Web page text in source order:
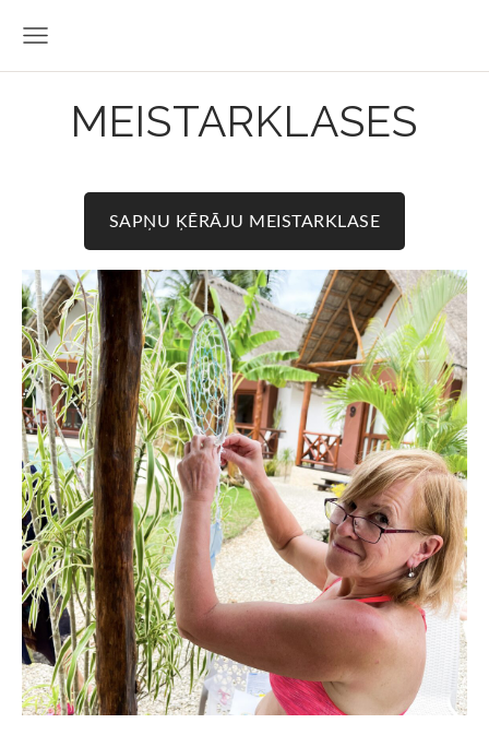
MEISTARKLASES
SAPŅU ĶĒRĀJU MEISTARKLASE